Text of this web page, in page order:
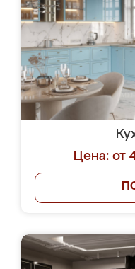
Цена: от